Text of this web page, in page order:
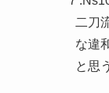
二刀
な違
と思